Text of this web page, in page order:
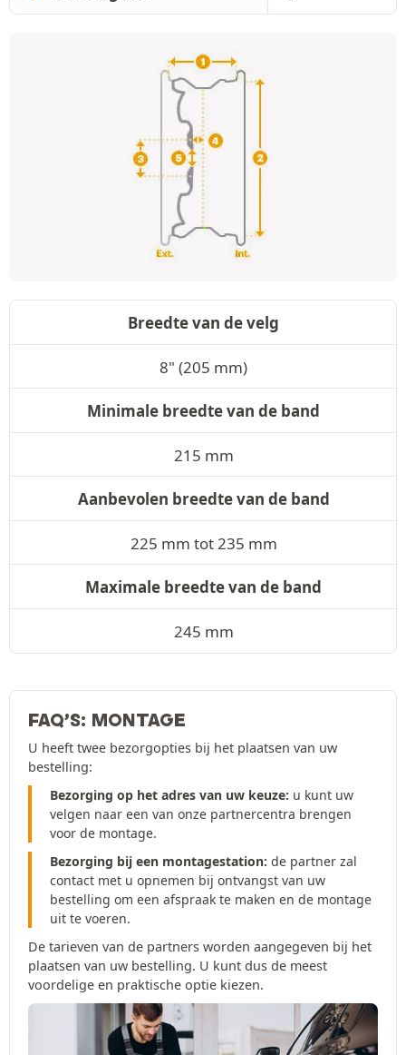
Breedte van de velg
8" (205 mm)
Minimale breedte van de band
215 mm
Aanbevolen breedte van de band
225 mm tot 235 mm
Maximale breedte van de band
245 mm
FAQ’S: MONTAGE
U heeft twee bezorgopties bij het plaatsen van uw
bestelling:
Bezorging op het adres van uw keuze: u kunt uw
velgen naar een van onze partnercentra brengen
voor de montage.
Bezorging bij een montagestation: de partner zal
contact met u opnemen bij ontvangst van uw
bestelling om een afspraak te maken en de montage
uit te voeren.
De tarieven van de partners worden aangegeven bij het
plaatsen van uw bestelling. U kunt dus de meest
voordelige en praktische optie kiezen.